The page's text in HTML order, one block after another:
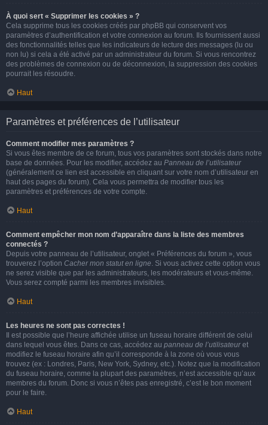
À quoi sert « Supprimer les cookies » ?
Cela supprime tous les cookies créés par phpBB qui conservent vos
paramètres d’authentification et votre connexion au forum. Ils fournissent aussi
des fonctionnalités telles que les indicateurs de lecture des messages (lu ou
non lu) si cela a été activé par un administrateur du forum. Si vous rencontrez
des problèmes de connexion ou de déconnexion, la suppression des cookies
pourrait les résoudre.
Haut
Paramètres et préférences de l’utilisateur
Comment modifier mes paramètres ?
Si vous êtes membre de ce forum, tous vos paramètres sont stockés dans notre
base de données. Pour les modifier, accédez au Panneau de l’utilisateur
(généralement ce lien est accessible en cliquant sur votre nom d’utilisateur en
haut des pages du forum). Cela vous permettra de modifier tous les
paramètres et préférences de votre compte.
Haut
Comment empêcher mon nom d’apparaître dans la liste des membres
connectés ?
Depuis votre panneau de l’utilisateur, onglet « Préférences du forum », vous
trouverez l’option Cacher mon statut en ligne. Si vous activez cette option vous
ne serez visible que par les administrateurs, les modérateurs et vous-même.
Vous serez compté parmi les membres invisibles.
Haut
Les heures ne sont pas correctes !
Il est possible que l’heure affichée utilise un fuseau horaire différent de celui
dans lequel vous êtes. Dans ce cas, accédez au panneau de l’utilisateuret
modifiez le fuseau horaire afin qu’il corresponde à la zone où vous vous
trouvez (ex : Londres, Paris, New York, Sydney, etc.). Notez que la modification
du fuseau horaire, comme la plupart des paramètres, n’est accessible qu’aux
membres du forum. Donc si vous n’êtes pas enregistré, c’est le bon moment
pour le faire.
Haut